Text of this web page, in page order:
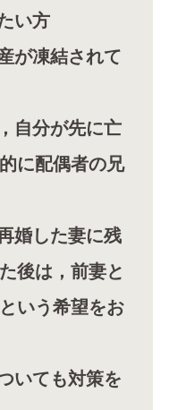
い方
が凍結されて
自分が先に亡
に配偶者の兄
婚した妻に残
後は，前妻と
いう希望をお
いても対策を